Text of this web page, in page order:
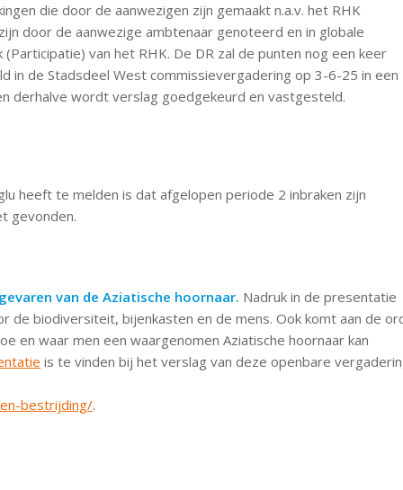
die door de aanwezigen zijn gemaakt n.a.v. het RHK
door de aanwezige ambtenaar genoteerd en in globale
van het RHK. De DR zal de punten nog een keer
in de Stadsdeel West commissievergadering op 3-6-25 in een
derhalve wordt verslag goedgekeurd en vastgesteld.
heeft te melden is dat afgelopen periode 2 inbraken zijn
gevonden.
van de Aziatische hoornaar. Nadruk in de presentatie
de biodiversiteit, bijenkasten en de mens. Ook komt aan de
en waar men een waargenomen Aziatische hoornaar kan
is te vinden bij het verslag van deze openbare
bestrijding/.